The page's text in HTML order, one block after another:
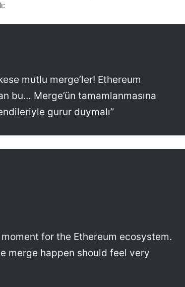
mutlu merge’ler! Ethereum
bu… Merge’ün tamamlanmasına
gurur duymalı”
for the Ethereum ecosystem.
merge happen should feel very